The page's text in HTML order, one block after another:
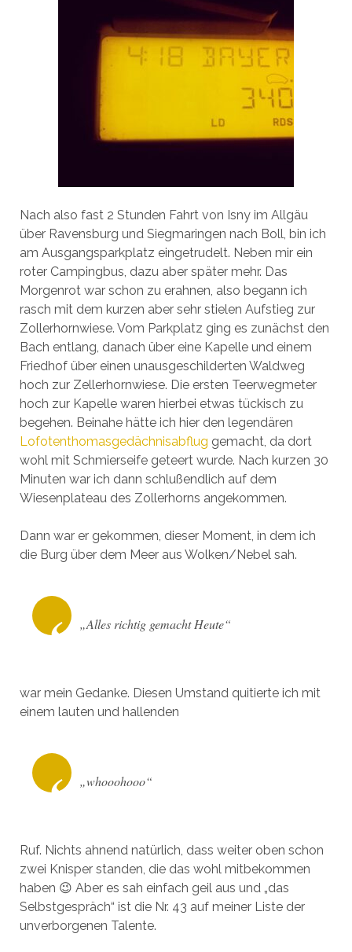
Nach also fast 2 Stunden Fahrt von Isny im Allgäu
über Ravensburg und Siegmaringen nach Boll, bin ich
am Ausgangsparkplatz eingetrudelt. Neben mir ein
roter Campingbus, dazu aber später mehr. Das
Morgenrot war schon zu erahnen, also begann ich
rasch mit dem kurzen aber sehr stielen Aufstieg zur
Zollerhornwiese. Vom Parkplatz ging es zunächst den
Bach entlang, danach über eine Kapelle und einem
Friedhof über einen unausgeschilderten Waldweg
hoch zur Zellerhornwiese. Die ersten Teerwegmeter
hoch zur Kapelle waren hierbei etwas tückisch zu
begehen. Beinahe hätte ich hier den legendären
Lofotenthomasgedächnisabflug gemacht, da dort
wohl mit Schmierseife geteert wurde. Nach kurzen 30
Minuten war ich dann schlußendlich auf dem
Wiesenplateau des Zollerhorns angekommen.
Dann war er gekommen, dieser Moment, in dem ich
die Burg über dem Meer aus Wolken/Nebel sah.
„Alles richtig gemacht Heute“
war mein Gedanke. Diesen Umstand quitierte ich mit
einem lauten und hallenden
„whooohooo“
Ruf. Nichts ahnend natürlich, dass weiter oben schon
zwei Knisper standen, die das wohl mitbekommen
haben 😉 Aber es sah einfach geil aus und „das
Selbstgespräch“ ist die Nr. 43 auf meiner Liste der
unverborgenen Talente.